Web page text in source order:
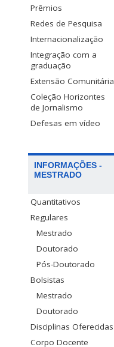
Prêmios
Redes de Pesquisa
Internacionalização
Integração com a
graduação
Extensão Comunitária
Coleção Horizontes
de Jornalismo
Defesas em vídeo
INFORMAÇÕES -
MESTRADO
Quantitativos
Regulares
Mestrado
Doutorado
Pós-Doutorado
Bolsistas
Mestrado
Doutorado
Disciplinas Oferecidas
Corpo Docente